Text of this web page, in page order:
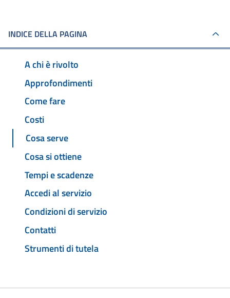
INDICE DELLA PAGINA
A chi è rivolto
Approfondimenti
Come fare
Costi
Cosa serve
Cosa si ottiene
Tempi e scadenze
Accedi al servizio
Condizioni di servizio
Contatti
Strumenti di tutela